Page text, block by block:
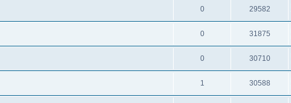
0 29582
0 31875
0 30710
1 30588